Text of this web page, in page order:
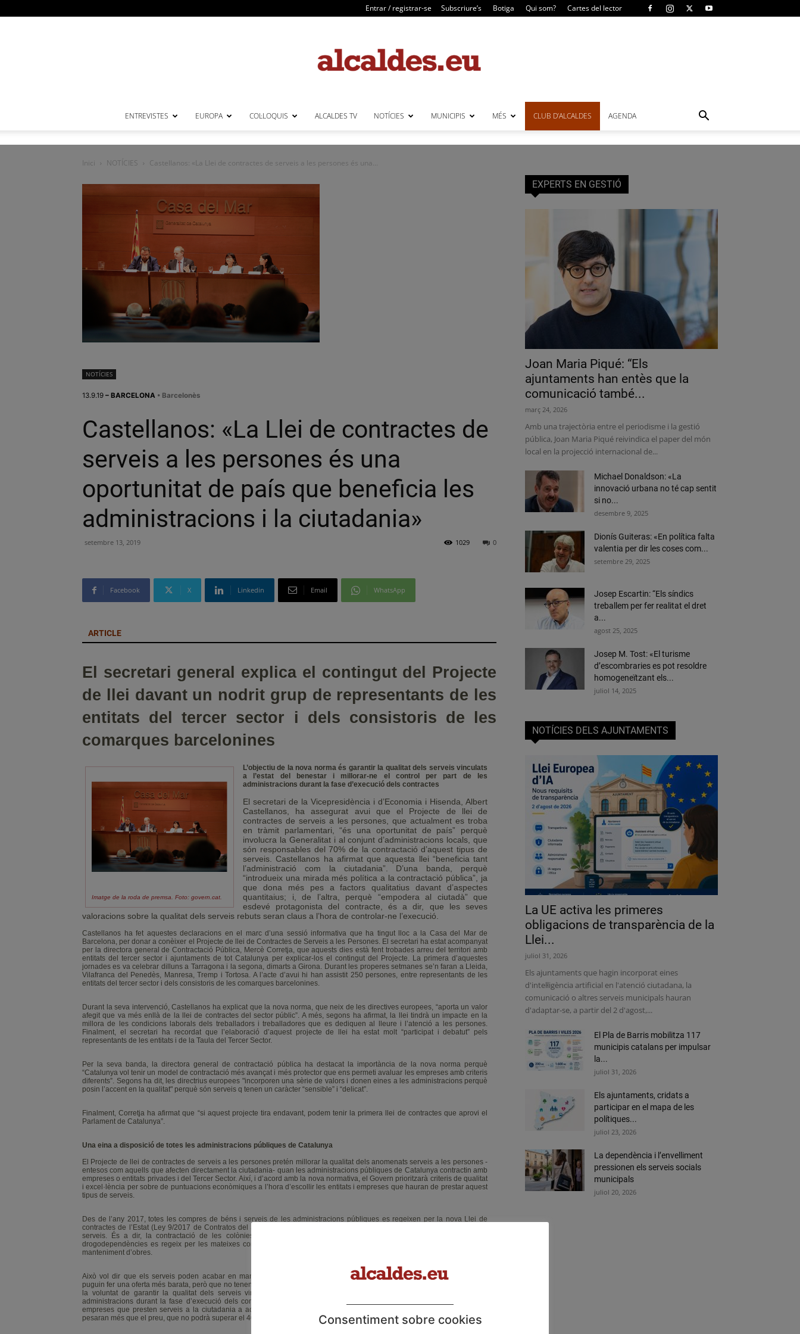
Entrar / registrar-se Subscriure’s Botiga Qui som? Cartes del lector
ENTREVISTES EUROPA COL·LOQUIS ALCALDES TV NOTÍCIES MUNICIPIS MÉS CLUB D’ALCALDES AGENDA
Inici NOTÍCIES Castellanos: «La Llei de contractes de serveis a les persones és una...
NOTÍCIES
13.9.19 – BARCELONA • Barcelonès
Castellanos: «La Llei de contractes de
serveis a les persones és una
oportunitat de país que beneficia les
administracions i la ciutadania»
setembre 13, 2019 0
1029
Facebook X Linkedin Email WhatsApp
ARTICLE
El secretari general explica el contingut del Projecte
de llei davant un nodrit grup de representants de les
entitats del tercer sector i dels consistoris de les
comarques barcelonines
Imatge de la roda de premsa. Foto: govern.cat.
L’objectiu de la nova norma és garantir la qualitat dels serveis vinculats
a l’estat del benestar i millorar-ne el control per part de les
administracions durant la fase d’execució dels contractes
El secretari de la Vicepresidència i d’Economia i Hisenda, Albert
Castellanos, ha assegurat avui que el Projecte de llei de
contractes de serveis a les persones, que actualment es troba
en tràmit parlamentari, “és una oportunitat de país” perquè
involucra la Generalitat i al conjunt d’administracions locals, que
són responsables del 70% de la contractació d’aquest tipus de
serveis. Castellanos ha afirmat que aquesta llei “beneficia tant
l’administració com la ciutadania”. D’una banda, perquè
“introdueix una mirada més política a la contractació pública”, ja
que dona més pes a factors qualitatius davant d’aspectes
quantitaius; i, de l’altra, perquè “empodera al ciutadà” que
esdevé protagonista del contracte, és a dir, que les seves
valoracions sobre la qualitat dels serveis rebuts seran claus a l’hora de controlar-ne l’execució.
Castellanos ha fet aquestes declaracions en el marc d’una sessió informativa que ha tingut lloc a la Casa del Mar de
Barcelona, per donar a conèixer el Projecte de llei de Contractes de Serveis a les Persones. El secretari ha estat acompanyat
per la directora general de Contractació Pública, Mercè Corretja, que aquests dies està fent trobades arreu del territori amb
entitats del tercer sector i ajuntaments de tot Catalunya per explicar-los el contingut del Projecte. La primera d’aquestes
jornades es va celebrar dilluns a Tarragona i la segona, dimarts a Girona. Durant les properes setmanes se’n faran a Lleida,
Vilafranca del Penedès, Manresa, Tremp i Tortosa. A l’acte d’avui hi han assistit 250 persones, entre representants de les
entitats del tercer sector i dels consistoris de les comarques barcelonines.
Durant la seva intervenció, Castellanos ha explicat que la nova norma, que neix de les directives europees, “aporta un valor
afegit que va més enllà de la llei de contractes del sector públic”. A més, segons ha afirmat, la llei tindrà un impacte en la
millora de les condicions laborals dels treballadors i treballadores que es dediquen al lleure i l’atenció a les persones.
Finalment, el secretari ha recordat que l’elaboració d’aquest projecte de llei ha estat molt “participat i debatut” pels
representants de les entitats i de la Taula del Tercer Sector.
Per la seva banda, la directora general de contractació pública ha destacat la importància de la nova norma perquè
“Catalunya vol tenir un model de contractació més avançat i més protector que ens permeti avaluar les empreses amb criteris
diferents”. Segons ha dit, les directrius europees "incorporen una sèrie de valors i donen eines a les administracions perquè
posin l’accent en la qualitat" perquè són serveis q tenen un caràcter “sensible” i “delicat”.
Finalment, Corretja ha afirmat que “si aquest projecte tira endavant, podem tenir la primera llei de contractes que aprovi el
Parlament de Catalunya”.
Una eina a disposició de totes les administracions públiques de Catalunya
El Projecte de llei de contractes de serveis a les persones pretén millorar la qualitat dels anomenats serveis a les persones -
entesos com aquells que afecten directament la ciutadania- quan les administracions públiques de Catalunya contractin amb
empreses o entitats privades i del Tercer Sector. Així, i d’acord amb la nova normativa, el Govern prioritzarà criteris de qualitat
i excel·lència per sobre de puntuacions econòmiques a l’hora d’escollir les entitats i empreses que hauran de prestar aquest
tipus de serveis.
Des de l’any 2017, totes les compres de béns i serveis de les administracions públiques es regeixen per la nova Llei de
contractes de l’Estat (Ley 9/2017 de Contratos del Sector Público), que no fa cap distinció en funció de les tipologies dels
serveis. És a dir, la contractació de les colònies d’estiu, d’un programa d’acolliment d’immigrants o d’assistència a
drogodependències es regeix per les mateixes condicions que la contractació dels serveis de neteja, de seguretat o de
manteniment d’obres.
Això vol dir que els serveis poden acabar en mans d’empreses que tinguin més capacitat financera i, consegüentment,
puguin fer una oferta més barata, però que no tenen prou especialització ni experiència en aquest àmbit. Per evitar-ho i amb
la voluntat de garantir la qualitat dels serveis vinculats a l’estat del benestar i millorar-ne el control per part de les
administracions durant la fase d’execució dels contractes, el Govern ha aprovat aquesta nova normativa, que obliga les
empreses que presten serveis a la ciutadania a acreditar qualitat, experiència, continuïtat i accessibilitat. Uns criteris que
pesaran més que el preu, que no podrà superar el 40% del valor total de l’oferta i el 30% en el cas dels serveis de salut.
EXPERTS EN GESTIÓ
Joan Maria Piqué: “Els
ajuntaments han entès que la
comunicació també...
març 24, 2026
Amb una trajectòria entre el periodisme i la gestió
pública, Joan Maria Piqué reivindica el paper del món
local en la projecció internacional de...
Michael Donaldson: «La
innovació urbana no té cap sentit
si no...
desembre 9, 2025
Dionís Guiteras: «En política falta
valentia per dir les coses com...
setembre 29, 2025
Josep Escartin: “Els síndics
treballem per fer realitat el dret
a...
agost 25, 2025
Josep M. Tost: «El turisme
d’escombraries es pot resoldre
homogeneïtzant els...
juliol 14, 2025
NOTÍCIES DELS AJUNTAMENTS
La UE activa les primeres
obligacions de transparència de la
Llei...
juliol 31, 2026
Els ajuntaments que hagin incorporat eines
d'intel·ligència artificial en l'atenció ciutadana, la
comunicació o altres serveis municipals hauran
d'adaptar-se, a partir del 2 d'agost,...
El Pla de Barris mobilitza 117
municipis catalans per impulsar
la...
juliol 31, 2026
Els ajuntaments, cridats a
participar en el mapa de les
polítiques...
juliol 23, 2026
La dependència i l’envelliment
pressionen els serveis socials
municipals
juliol 20, 2026
Consentiment sobre cookies